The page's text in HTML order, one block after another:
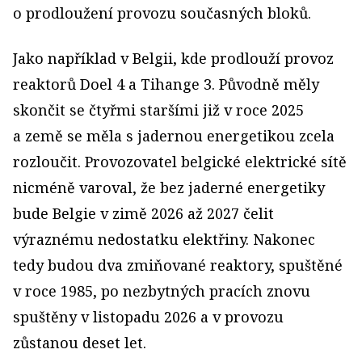
o prodloužení provozu současných bloků.
Jako například v Belgii, kde prodlouží provoz
reaktorů Doel 4 a Tihange 3. Původně měly
skončit se čtyřmi staršími již v roce 2025
a země se měla s jadernou energetikou zcela
rozloučit. Provozovatel belgické elektrické sítě
nicméně varoval, že bez jaderné energetiky
bude Belgie v zimě 2026 až 2027 čelit
výraznému nedostatku elektřiny. Nakonec
tedy budou dva zmiňované reaktory, spuštěné
v roce 1985, po nezbytných pracích znovu
spuštěny v listopadu 2026 a v provozu
zůstanou deset let.